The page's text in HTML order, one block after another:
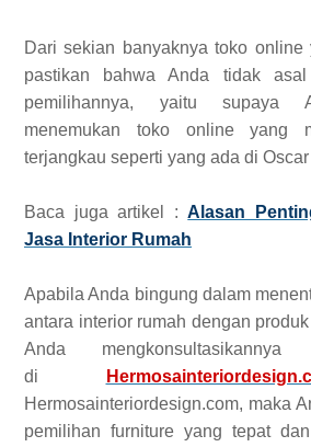
Dari sekian banyaknya toko online
pastikan bahwa Anda tidak asal
pemilihannya, yaitu supaya
menemukan toko online yang
terjangkau seperti yang ada di
Baca juga artikel :Alasan
Jasa Interior Rumah
Apabila Anda bingung dalam
antara interior rumah dengan
Anda
di
Hermosainteriordesign.com, maka
pemilihan furniture yang tepat